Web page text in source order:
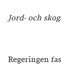
Jord- och
Regeringen